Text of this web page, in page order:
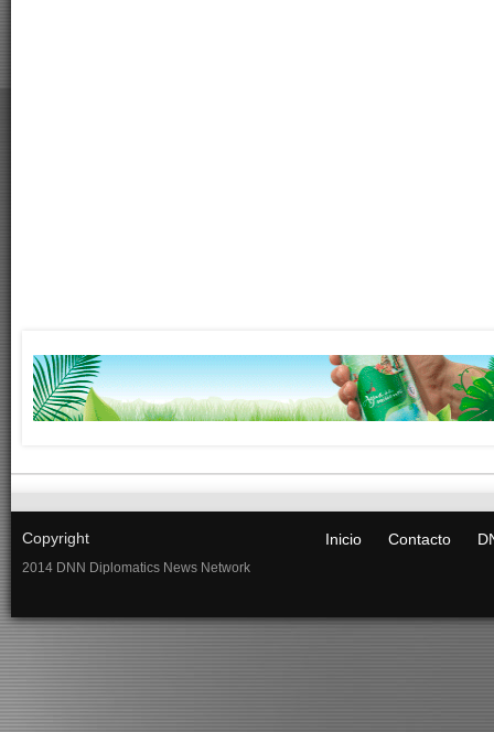
Copyright
2014 DNN Diplomatics News Network
Inicio Contacto